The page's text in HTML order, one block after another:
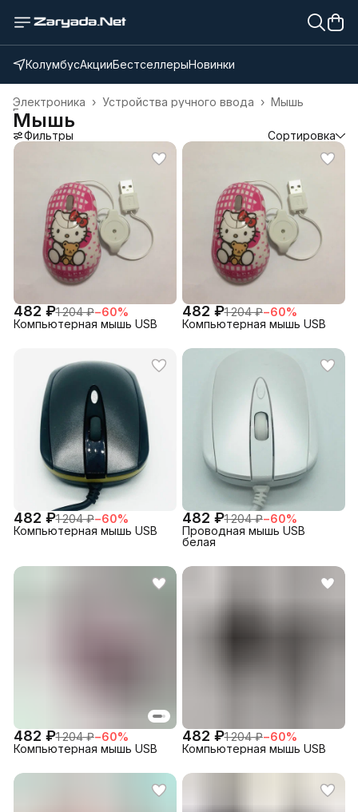
КолумбусАкцииБестселлерыНовинки
Мышь
Устройства ручного ввода ›
Электроника ›
Главная
Мышь
Фильтры Сортировка
482 ₽1 204 ₽−60%
Компьютерная мышь USB
482 ₽1 204 ₽−60%
Компьютерная мышь USB
482 ₽1 204 ₽−60%
Компьютерная мышь USB
482 ₽1 204 ₽−60%
Проводная мышь USB
белая
482 ₽1 204 ₽−60%
Компьютерная мышь USB
482 ₽1 204 ₽−60%
Компьютерная мышь USB